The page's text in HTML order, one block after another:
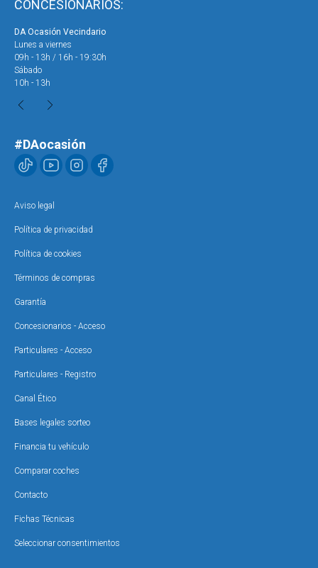
CONCESIONARIOS:
DA Ocasión Vecindario
Lunes a viernes
09h - 13h / 16h - 19:30h
Sábado
10h - 13h
#DAocasión
Aviso legal
Política de privacidad
Política de cookies
Términos de compras
Garantía
Concesionarios - Acceso
Particulares - Acceso
Particulares - Registro
Canal Ético
Bases legales sorteo
Financia tu vehículo
Comparar coches
Contacto
Fichas Técnicas
Seleccionar consentimientos